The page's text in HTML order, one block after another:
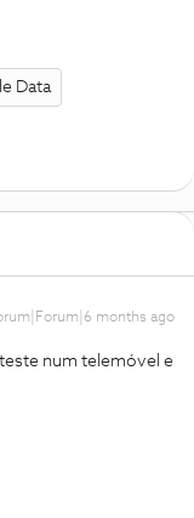
Data
months ago
num telemóvel e